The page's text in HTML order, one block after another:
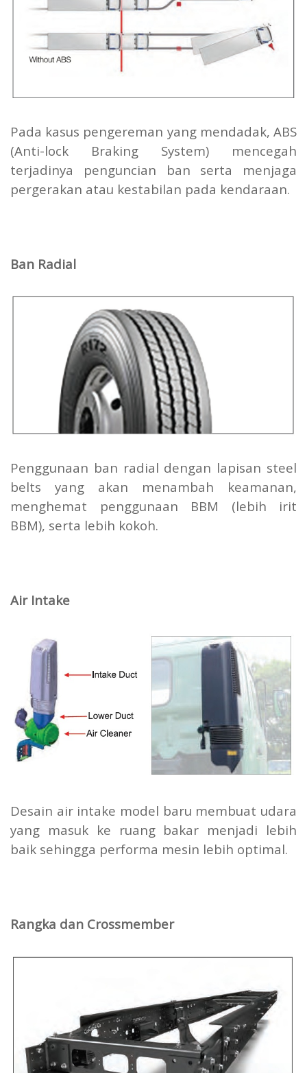
Pada kasus pengereman yang mendadak, ABS
(Anti-lock Braking System) mencegah
terjadinya penguncian ban serta menjaga
pergerakan atau kestabilan pada kendaraan.
Ban Radial
Penggunaan ban radial dengan lapisan steel
belts yang akan menambah keamanan,
menghemat penggunaan BBM (lebih irit
BBM), serta lebih kokoh.
Air Intake
Desain air intake model baru membuat udara
yang masuk ke ruang bakar menjadi lebih
baik sehingga performa mesin lebih optimal.
Rangka dan Crossmember